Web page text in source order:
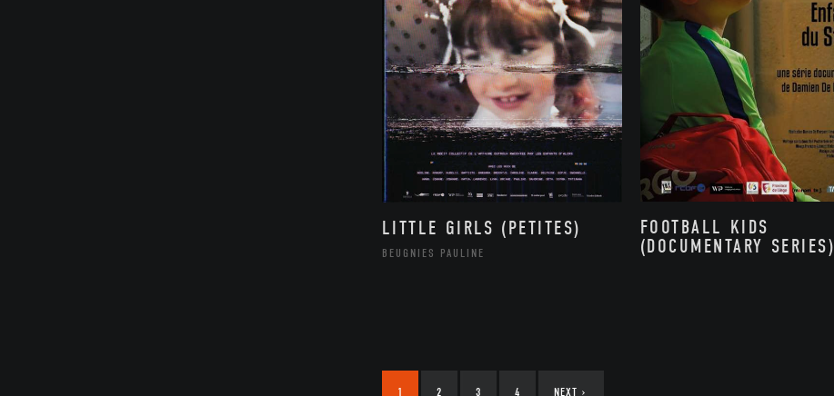
LITTLE GIRLS (PETITES)
BEUGNIES PAULINE
FOOTBALL KIDS
(DOCUMENTARY SERIES)
1 2 3 4 NEXT ›